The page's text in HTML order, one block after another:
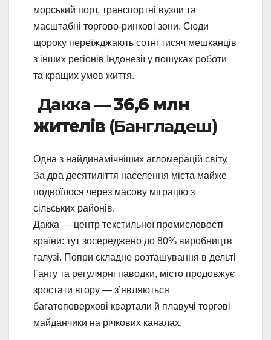
морський порт, транспортні вузли та
масштабні торгово-ринкові зони. Сюди
щороку переїжджають сотні тисяч мешканців
з інших регіонів Індонезії у пошуках роботи
та кращих умов життя.
Дакка —36,6 млн
жителів(Бангладеш)
Одна з найдинамічніших агломерацій світу.
За два десятиліття населення міста майже
подвоїлося через масову міграцію з
сільських районів.
Дакка — центр текстильної промисловості
країни: тут зосереджено до 80% виробництв
галузі. Попри складне розташування в дельті
Гангу та регулярні паводки, місто продовжує
зростати вгору — з’являються
багатоповерхові квартали й плавучі торгові
майданчики на річкових каналах.